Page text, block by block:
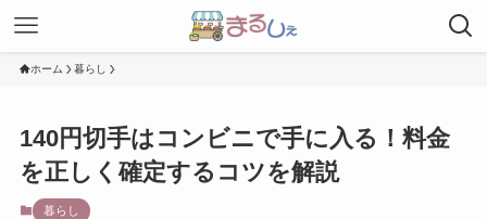
ホーム 暮らし
140円切手はコンビニで手に入る！料金
を正しく確定するコツを解説
暮らし